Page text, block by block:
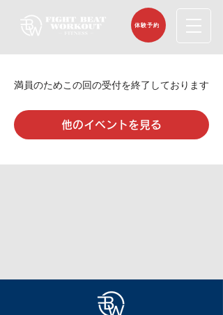
体験予約
満員のためこの回の受付を終了しております
他のイベントを見る